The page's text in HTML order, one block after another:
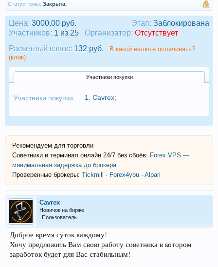
Статус темы: Закрыта.
Этап: Заблокирована
Цена: 3000.00 руб.
Участников: 1 из 25 Организатор: Отсутствует
Расчетный взнос: 132 руб.
В какой валюте оплачивать?
(клик)
Участники покупки
Участники покупки: 1. Cavrex;
Рекомендуем для торговли
Советники и терминал онлайн 24/7 без сбоёв: Forex VPS —
минимальная задержка до брокера
Проверенные брокеры: Tickmill · Forex4you · Alpari
Cavrex
Новичок на бирже
Пользователь
Доброе время суток каждому!
Хочу предложить Вам свою работу советника в котором
заработок будет для Вас стабильным!